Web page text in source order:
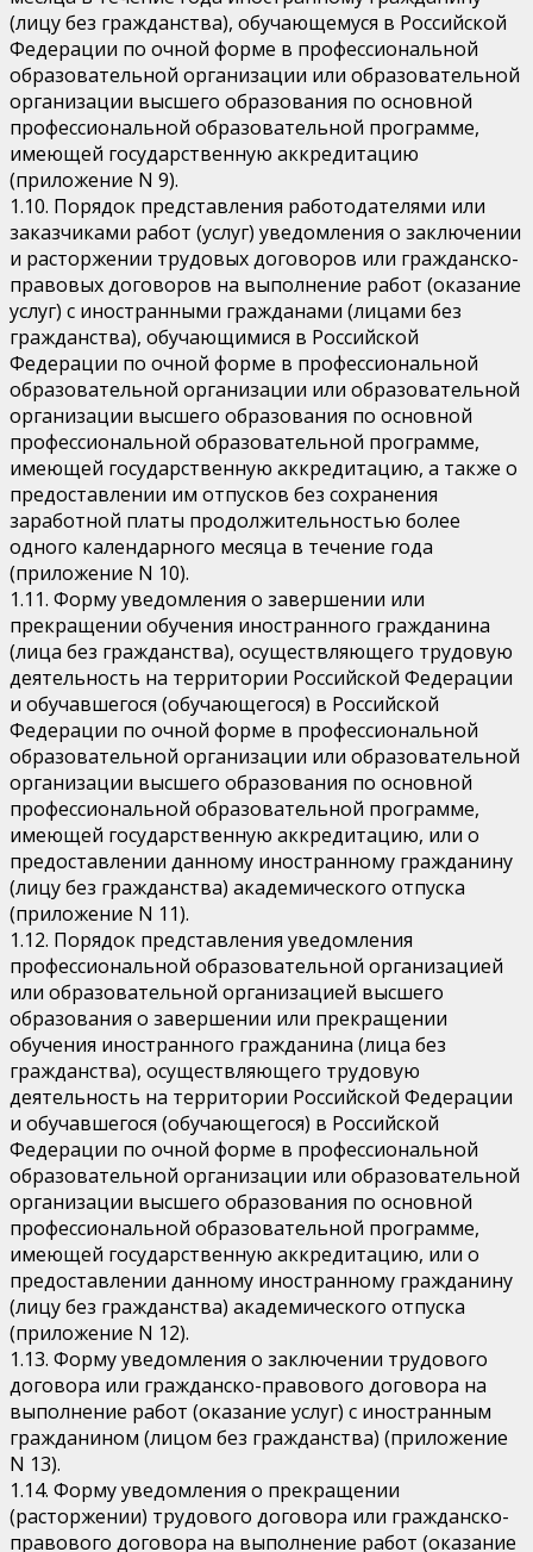
(лицу без гражданства), обучающемуся в Российской
Федерации по очной форме в профессиональной
образовательной организации или образовательной
организации высшего образования по основной
профессиональной образовательной программе,
имеющей государственную аккредитацию
(приложение N 9).
1.10. Порядок представления работодателями или
заказчиками работ (услуг) уведомления о заключении
и расторжении трудовых договоров или гражданско-
правовых договоров на выполнение работ (оказание
услуг) с иностранными гражданами (лицами без
гражданства), обучающимися в Российской
Федерации по очной форме в профессиональной
образовательной организации или образовательной
организации высшего образования по основной
профессиональной образовательной программе,
имеющей государственную аккредитацию, а также о
предоставлении им отпусков без сохранения
заработной платы продолжительностью более
одного календарного месяца в течение года
(приложение N 10).
1.11. Форму уведомления о завершении или
прекращении обучения иностранного гражданина
(лица без гражданства), осуществляющего трудовую
деятельность на территории Российской Федерации
и обучавшегося (обучающегося) в Российской
Федерации по очной форме в профессиональной
образовательной организации или образовательной
организации высшего образования по основной
профессиональной образовательной программе,
имеющей государственную аккредитацию, или о
предоставлении данному иностранному гражданину
(лицу без гражданства) академического отпуска
(приложение N 11).
1.12. Порядок представления уведомления
профессиональной образовательной организацией
или образовательной организацией высшего
образования о завершении или прекращении
обучения иностранного гражданина (лица без
гражданства), осуществляющего трудовую
деятельность на территории Российской Федерации
и обучавшегося (обучающегося) в Российской
Федерации по очной форме в профессиональной
образовательной организации или образовательной
организации высшего образования по основной
профессиональной образовательной программе,
имеющей государственную аккредитацию, или о
предоставлении данному иностранному гражданину
(лицу без гражданства) академического отпуска
(приложение N 12).
1.13. Форму уведомления о заключении трудового
договора или гражданско-правового договора на
выполнение работ (оказание услуг) с иностранным
гражданином (лицом без гражданства) (приложение
N 13).
1.14. Форму уведомления о прекращении
(расторжении) трудового договора или гражданско-
правового договора на выполнение работ (оказание